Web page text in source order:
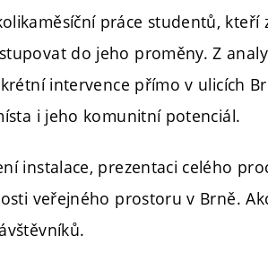
práce studentů, kteří
do jeho proměny. Z
intervence přímo v ulicích
i jeho komunitní potenciál.
instalace, prezentaci celého
veřejného prostoru v Brně.